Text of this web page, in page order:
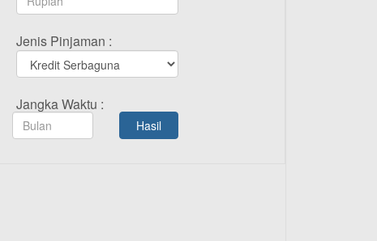
TAMASHA Bulan September 2025
20-09-2025
Daftar Pemenang Undian
TAMASHA Bulan Agustus 2025
Jenis Pinjaman :
Jangka Waktu :
Hasil